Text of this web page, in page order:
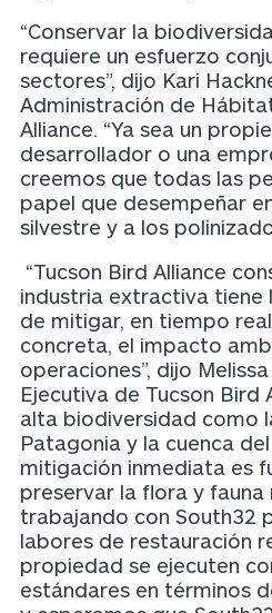
“Conservar la
requiere un esfuerzo
sectores”, dijo Kari
Administración de
Alliance. “Ya sea un
desarrollador o una
creemos que todas las
papel que desempeñar
silvestre y a los
“Tucson Bird Alliance
industria extractiva tiene
de mitigar, en tiempo
concreta, el impacto
operaciones”, dijo
Ejecutiva de Tucson Bird
alta biodiversidad como
Patagonia y la cuenca
mitigación inmediata es
preservar la flora y fauna
trabajando con South32
labores de restauración
propiedad se ejecuten
estándares en términos